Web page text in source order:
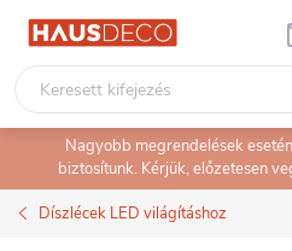
Ugrás
tartalomhoz
Nagyobb megrendelések
biztosítunk. Kérjük, előzetesen
Díszlécek LED világításhoz